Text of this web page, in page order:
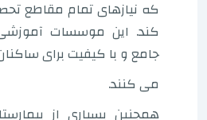
که نیازهای تمام مقاطع
کند. این موسسات
جامع و با کیفیت برای
می کنند.
همچنین بسیاری از